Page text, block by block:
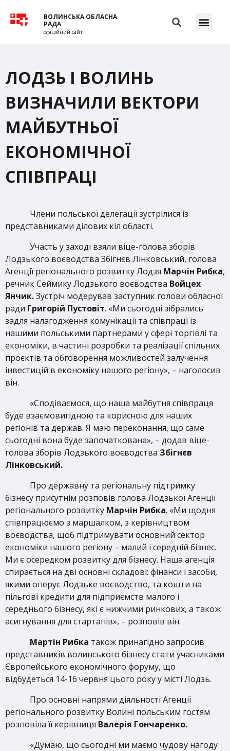
ВОЛИНСЬКА ОБЛАСНА
РАДА
офіційний сайт
ЛОДЗЬ І ВОЛИНЬ
ВИЗНАЧИЛИ ВЕКТОРИ
МАЙБУТНЬОЇ
ЕКОНОМІЧНОЇ
СПІВПРАЦІ
Члени польської делегації зустрілися із
представниками ділових кіл області.
Участь у заході взяли віце-голова зборів
Лодзького воєводства Збігнєв Лінковський, голова
Агенції регіонального розвитку Лодзя Марчін Рибка,
речник Сеймику Лодзького воєводства Войцех
Янчик.Зустріч модерував заступник голови обласної
ради Григорій Пустовіт. «Ми сьогодні зібрались
задля налагодження комунікації та співпраці із
нашими польськими партнерами у сфері торгівлі та
економіки, в частині розробки та реалізації спільних
проєктів та обговорення можливостей залучення
інвестицій в економіку нашого регіону», – наголосив
він.
«Сподіваємося, що наша майбутня співпраця
буде взаємовигідною та корисною для наших
регіонів та держав. Я маю переконання, що саме
сьогодні вона буде започаткована», – додав віце-
голова зборів Лодзького воєводства Збігнєв
Лінковський.
Про державну та регіональну підтримку
бізнесу присутнім розповів голова Лодзької Агенції
регіонального розвитку Марчін Рибка. «Ми щодня
співпрацюємо з маршалком, з керівництвом
воєводства, щоб підтримувати основний сектор
економіки нашого регіону – малий і середній бізнес.
Ми є осередком розвитку для бізнесу. Наша агенція
спирається на дві основні складові: фінанси і засоби,
якими оперує Лодзьке воєводство, та кошти на
пільгові кредити для підприємств малого і
середнього бізнесу, які є нижчими ринкових, а також
асигнування для стартапів», – розповів він.
Мартін Рибка також принагідно запросив
представників волинського бізнесу стати учасниками
Європейського економічного форуму, що
відбудеться 14-16 червня цього року у місті Лодзь.
Про основні напрями діяльності Агенції
регіонального розвитку Волині польським гостям
розповіла її керівниця Валерія Гончаренко.
«Думаю, що сьогодні ми маємо чудову нагоду